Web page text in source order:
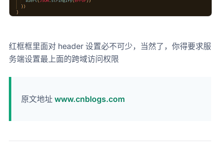
红框框里面对 header 设置必不可少，当然了，你得要求服
务端设置最上面的跨域访问权限
原文地址 www.cnblogs.com